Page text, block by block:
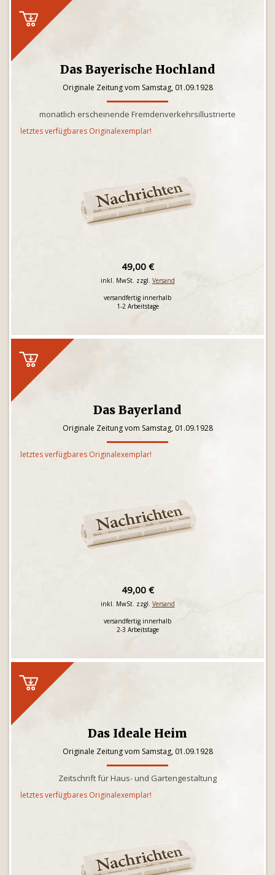
Das Bayerische Hochland
Originale Zeitung vom Samstag, 01.09.1928
monatlich erscheinende Fremdenverkehrsillustrierte
letztes verfügbares Originalexemplar!
49,00 €
inkl. MwSt. zzgl. Versand
versandfertig innerhalb
1-2 Arbeitstage
Das Bayerland
Originale Zeitung vom Samstag, 01.09.1928
letztes verfügbares Originalexemplar!
49,00 €
inkl. MwSt. zzgl. Versand
versandfertig innerhalb
2-3 Arbeitstage
Das Ideale Heim
Originale Zeitung vom Samstag, 01.09.1928
Zeitschrift für Haus- und Gartengestaltung
letztes verfügbares Originalexemplar!